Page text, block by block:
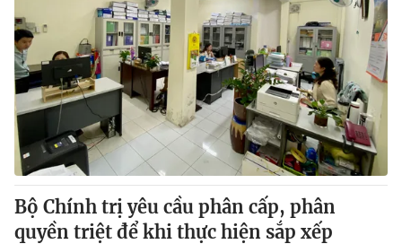
Bộ Chính trị yêu cầu phân cấp, phân
quyền triệt để khi thực hiện sắp xếp